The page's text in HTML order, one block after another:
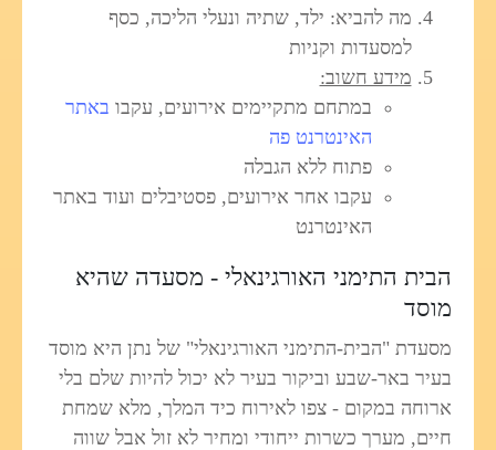
מה להביא: ילד, שתיה ונעלי הליכה, כסף
למסעדות וקניות
מידע חשוב:
במתחם מתקיימים אירועים, עקבו באתר
האינטרנט פה
פתוח ללא הגבלה
עקבו אחר אירועים, פסטיבלים ועוד באתר
האינטרנט
הבית התימני האורגינאלי - מסעדה שהיא
מוסד
מסעדת "הבית-התימני האורגינאלי" של נתן היא מוסד
בעיר באר-שבע וביקור בעיר לא יכול להיות שלם בלי
ארוחה במקום - צפו לאירוח כיד המלך, מלא שמחת
חיים, מערך כשרות ייחודי ומחיר לא זול אבל שווה